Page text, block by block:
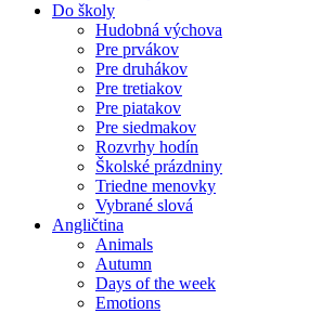
Do školy
Hudobná výchova
Pre prvákov
Pre druhákov
Pre tretiakov
Pre piatakov
Pre siedmakov
Rozvrhy hodín
Školské prázdniny
Triedne menovky
Vybrané slová
Angličtina
Animals
Autumn
Days of the week
Emotions